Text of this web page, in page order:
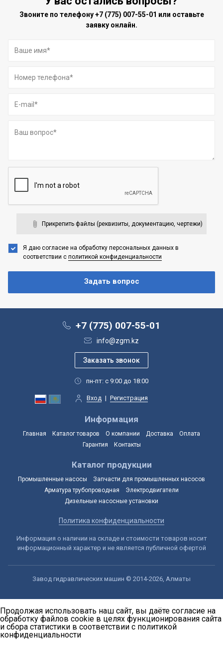
Звоните по телефону+7 (775) 007-55-01 или оставьте
заявку онлайн.
Прикрепить файлы (реквизиты, документацию, чертежи)
Я даю согласие на обработку персональных данных в
соответствии с политикой конфиденциальности
+7 (775) 007-55-01
info@zgm.kz
пн-пт: с 9:00 до 18:00
Вход | Регистрация
Информация
Главная Каталог товаров О компании Доставка
Оплата
Гарантия
Контакты
Каталог продукции
Промышленные насосы
Запчасти для промышленных насосов
Арматура трубопроводная
Электродвигатели
Дизельные насосные установки
Политика конфиденциальности
Информация о наличии на складе и стоимости товаров носит
информационный характер и не является публичной офертой
Завод гидравлических машин © 2014-2026, Алматы
Продолжая использовать наш сайт, вы даёте согласие на
обработку файлов cookie в целях функционирования сайта
и сбора статистики в соответствии с политикой
конфиденциальности